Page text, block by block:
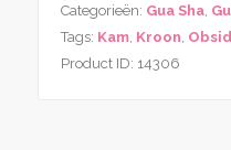
gemaakt
van
Obsidiaan
Categorieën: Gua Sha,
Tags: Kam, Kroon
Product ID: 14306